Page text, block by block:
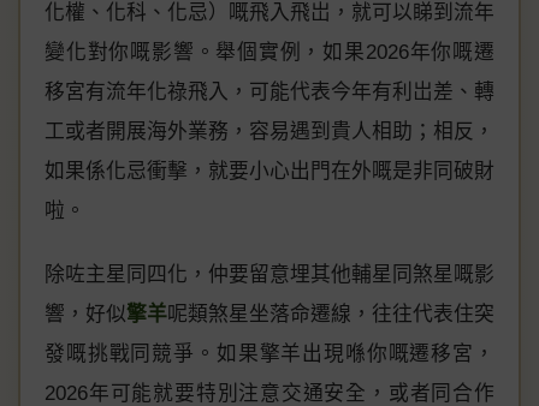
化權、化科、化忌）嘅飛入飛岀，就可以睇到流年
變化對你嘅影響。舉個實例，如果2026年你嘅遷
移宮有流年化祿飛入，可能代表今年有利岀差、轉
工或者開展海外業務，容易遇到貴人相助；相反，
如果係化忌衝擊，就要小心出門在外嘅是非同破財
啦。
除咗主星同四化，仲要留意埋其他輔星同煞星嘅影
響，好似擎羊呢類煞星坐落命遷線，往往代表住突
發嘅挑戰同競爭。如果擎羊出現喺你嘅遷移宮，
2026年可能就要特別注意交通安全，或者同合作